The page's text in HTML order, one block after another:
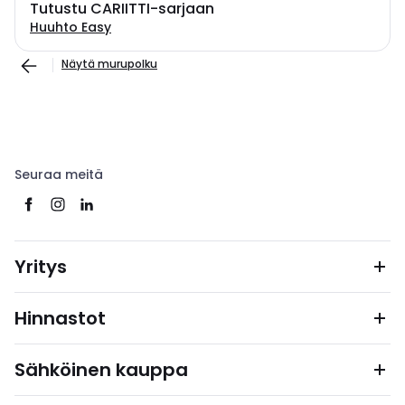
Tutustu CARIITTI-sarjaan
Huuhto Easy
Näytä murupolku
Seuraa meitä
Yritys
Hinnastot
Sähköinen kauppa